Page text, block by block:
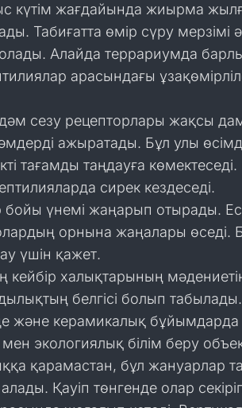
күтім жағдайында жиырма
Табиғатта өмір сүру мерзімі
Алайда террариумда
арасындағы
сезу рецепторлары жақсы
ажыратады. Бұл улы
тағамды таңдауға
сирек кездеседі.
бойы үнемі жаңарып отырады.
орнына жаңалары өседі.
үшін қажет.
халықтарының
белгісі болып
және керамикалық бұйымдарда
экологиялық білім беру
қарамастан, бұл жануарлар
Қауіп төнгенде олар